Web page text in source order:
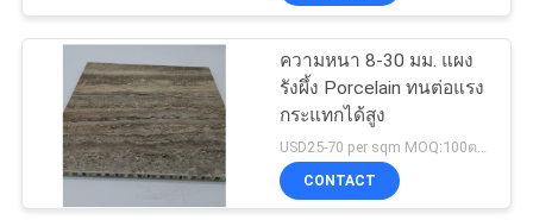
ติดต่อ
ข่าว
ความหนา 8-30 มม. แผง
รังผึ้ง Porcelain ทนต่อแรง
กระแทกได้สูง
USD25-70 per sqm MOQ:100ตรม
CONTACT